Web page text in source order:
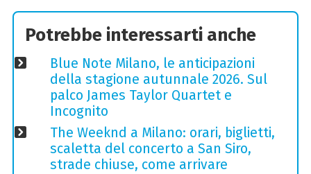
Potrebbe interessarti anche
Blue Note Milano, le anticipazioni
della stagione autunnale 2026. Sul
palco James Taylor Quartet e
Incognito
The Weeknd a Milano: orari, biglietti,
scaletta del concerto a San Siro,
strade chiuse, come arrivare